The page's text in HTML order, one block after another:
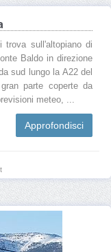
trova sull'altopiano di
Baldo in direzione
sud lungo la A22 del
parte coperte da
meteo, ...
Approfondisci